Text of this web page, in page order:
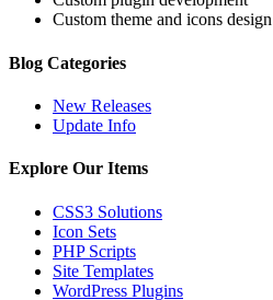
Custom theme and icons design
Blog Categories
New Releases
Update Info
Explore Our Items
CSS3 Solutions
Icon Sets
PHP Scripts
Site Templates
WordPress Plugins